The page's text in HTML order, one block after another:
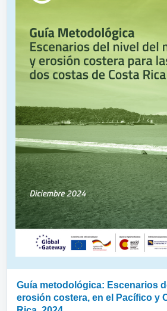
Guía metodológica: Escenarios
erosión costera, en el Pacífico y